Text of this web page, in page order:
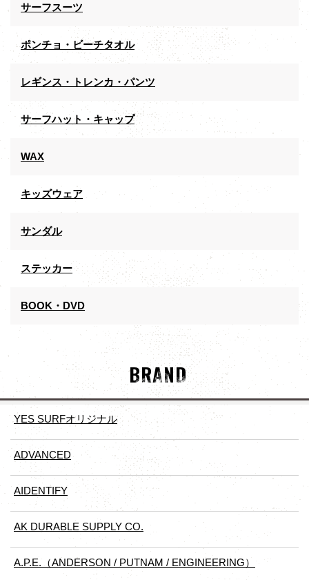
サーフスーツ
ポンチョ・ビーチタオル
レギンス・トレンカ・パンツ
サーフハット・キャップ
WAX
キッズウェア
サンダル
ステッカー
BOOK・DVD
BRAND
YES SURFオリジナル
ADVANCED
AIDENTIFY
AK DURABLE SUPPLY CO.
A.P.E.（ANDERSON / PUTNAM / ENGINEERING）